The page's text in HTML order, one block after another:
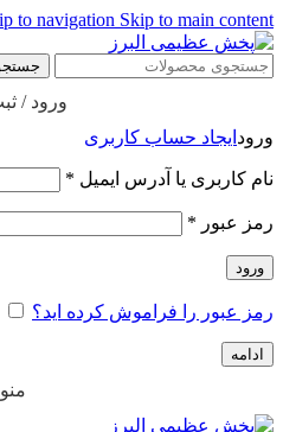
to navigation Skip to main content
ورود /
ورود ایجاد حساب کاربری
نام کاربری یا آدرس ایمیل *
رمز عبور *
ورود
رمز عبور را فراموش کرده اید؟
ادامه
منو